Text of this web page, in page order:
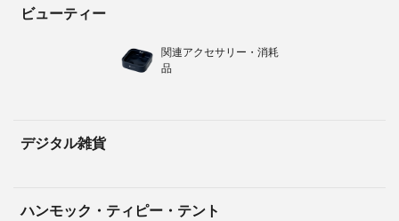
ビューティー
関連アクセサリー・消耗
品
デジタル雑貨
ハンモック・ティピー・テント